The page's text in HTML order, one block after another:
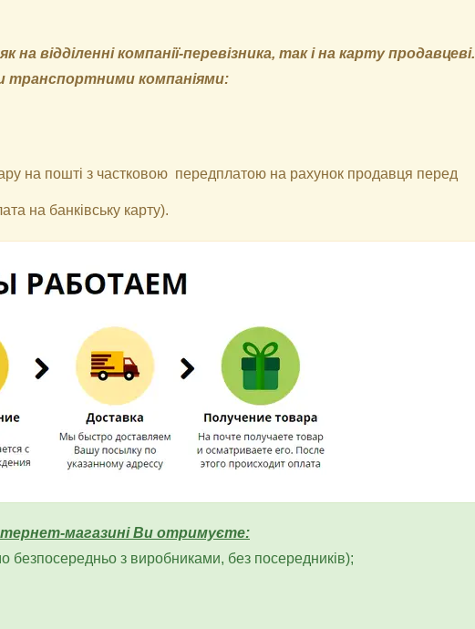
відділенні компанії-перевізника, так і на карту продавцеві.
транспортними компаніями:
на пошті з частковою передплатою на рахунок продавця перед
на банківську карту).
магазині Ви отримуєте:
безпосередньо з виробниками, без посередників);